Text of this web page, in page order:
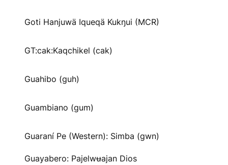
Goti Hanjuwä Iqueqä Kukŋui (MCR)
GT:cak:Kaqchikel (cak)
Guahibo (guh)
Guambiano (gum)
Guaraní Pe (Western): Simba (gwn)
Guayabero: Pajelwʉajan Dios